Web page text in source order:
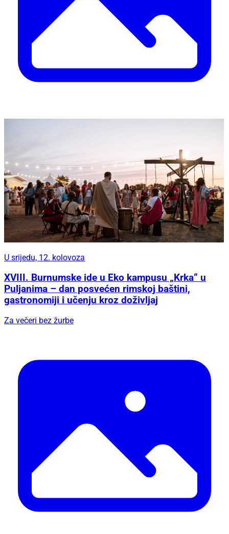
U srijedu, 12. kolovoza
XVIII. Burnumske ide u Eko kampusu „Krka“ u
Puljanima – dan posvećen rimskoj baštini,
gastronomiji i učenju kroz doživljaj
Za večeri bez žurbe